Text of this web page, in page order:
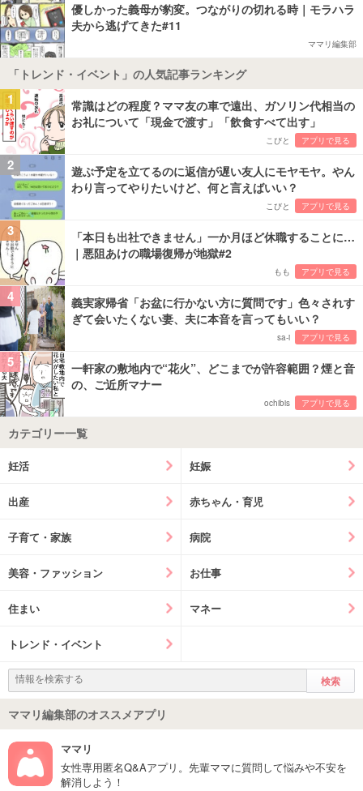
優しかった義母が豹変。つながりの切れる時｜モラハラ
夫から逃げてきた#11
ママリ編集部
「トレンド・イベント」の人気記事ランキング
1
常識はどの程度？ママ友の車で遠出、ガソリン代相当の
お礼について「現金で渡す」「飲食すべて出す」
こびと アプリで見る
2
遊ぶ予定を立てるのに返信が遅い友人にモヤモヤ。やん
わり言ってやりたいけど、何と言えばいい？
こびと アプリで見る
3
「本日も出社できません」一か月ほど休職することに…
｜悪阻あけの職場復帰が地獄#2
もも アプリで見る
4
義実家帰省「お盆に行かない方に質問です」色々されす
ぎて会いたくない妻、夫に本音を言ってもいい？
sa-i アプリで見る
5
一軒家の敷地内で“花火”、どこまでが許容範囲？煙と音
の、ご近所マナー
ochibis アプリで見る
カテゴリー一覧
妊活 妊娠
出産 赤ちゃん・育児
子育て・家族 病院
美容・ファッション お仕事
住まい マネー
トレンド・イベント
ママリ編集部のオススメアプリ
ママリ
女性専用匿名Q&Aアプリ。先輩ママに質問して悩みや不安を
解消しよう！